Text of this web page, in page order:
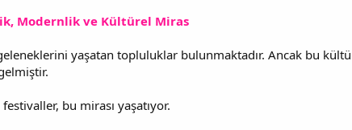
Modernlik ve Kültürel Miras
yaşatan topluluklar bulunmaktadır. Ancak bu
bu mirası yaşatıyor.